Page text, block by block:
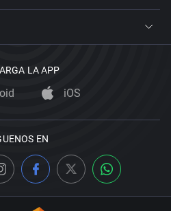
LA APP
iOS
EN